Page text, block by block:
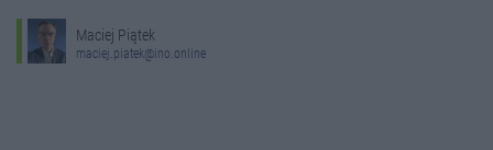
Maciej Piątek
maciej.piatek@ino.online